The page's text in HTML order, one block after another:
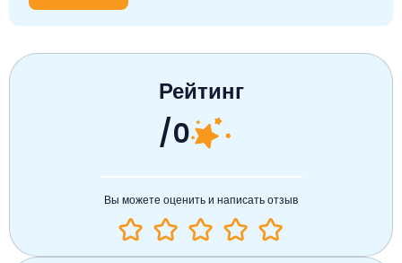
Рейтинг
/0
Вы можете оценить и написать отзыв